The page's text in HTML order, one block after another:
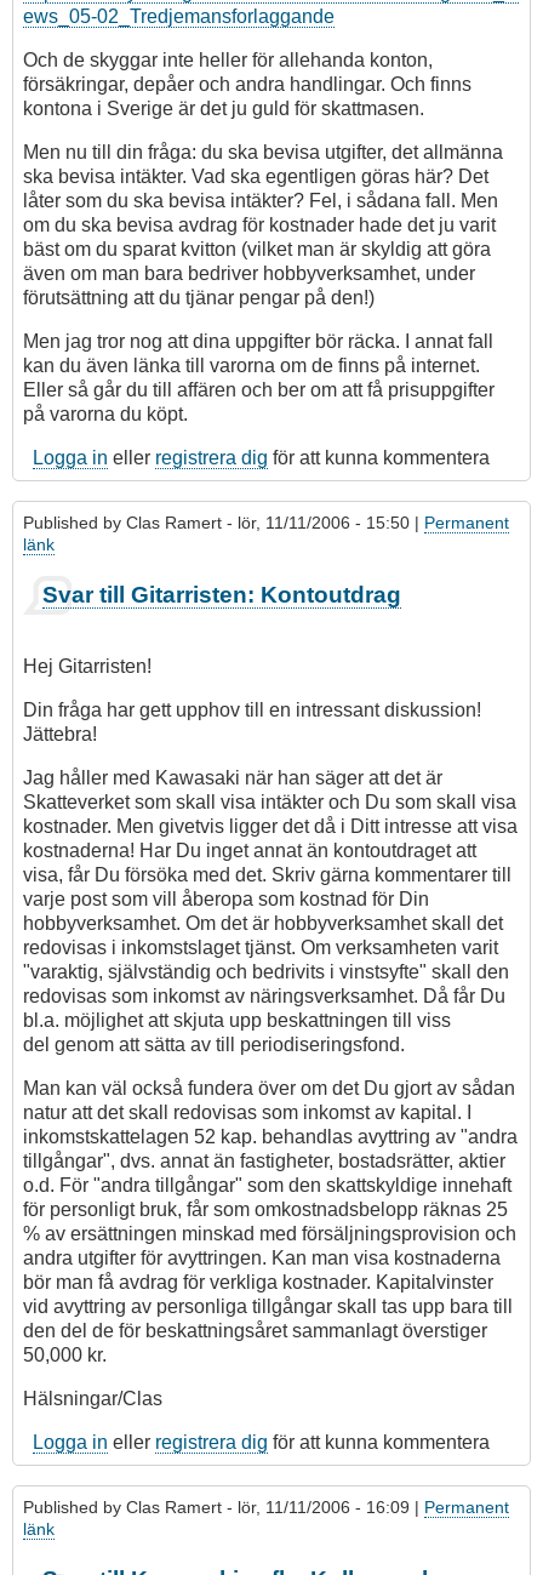
gitarristen
ews_05-02_Tredjemansforlaggande
Och de skyggar inte heller för allehanda konton,
försäkringar, depåer och andra handlingar. Och finns
kontona i Sverige är det ju guld för skattmasen.
Men nu till din fråga: du ska bevisa utgifter, det allmänna
ska bevisa intäkter. Vad ska egentligen göras här? Det
låter som du ska bevisa intäkter? Fel, i sådana fall. Men
om du ska bevisa avdrag för kostnader hade det ju varit
bäst om du sparat kvitton (vilket man är skyldig att göra
även om man bara bedriver hobbyverksamhet, under
förutsättning att du tjänar pengar på den!)
Men jag tror nog att dina uppgifter bör räcka. I annat fall
kan du även länka till varorna om de finns på internet.
Eller så går du till affären och ber om att få prisuppgifter
på varorna du köpt.
Logga in eller registrera dig för att kunna kommentera
Published by Clas Ramert - lör, 11/11/2006 - 15:50 | Permanent
länk
Svar till Gitarristen: Kontoutdrag
Hej Gitarristen!
Din fråga har gett upphov till en intressant diskussion!
Jättebra!
Jag håller med Kawasaki när han säger att det är
Skatteverket som skall visa intäkter och Du som skall visa
kostnader. Men givetvis ligger det då i Ditt intresse att visa
kostnaderna! Har Du inget annat än kontoutdraget att
visa, får Du försöka med det. Skriv gärna kommentarer till
varje post som vill åberopa som kostnad för Din
hobbyverksamhet. Om det är hobbyverksamhet skall det
redovisas i inkomstslaget tjänst. Om verksamheten varit
"varaktig, självständig och bedrivits i vinstsyfte" skall den
redovisas som inkomst av näringsverksamhet. Då får Du
bl.a. möjlighet att skjuta upp beskattningen till viss
del genom att sätta av till periodiseringsfond.
Man kan väl också fundera över om det Du gjort av sådan
natur att det skall redovisas som inkomst av kapital. I
inkomstskattelagen 52 kap. behandlas avyttring av "andra
tillgångar", dvs. annat än fastigheter, bostadsrätter, aktier
o.d. För "andra tillgångar" som den skattskyldige innehaft
för personligt bruk, får som omkostnadsbelopp räknas 25
% av ersättningen minskad med försäljningsprovision och
andra utgifter för avyttringen. Kan man visa kostnaderna
bör man få avdrag för verkliga kostnader. Kapitalvinster
vid avyttring av personliga tillgångar skall tas upp bara till
den del de för beskattningsåret sammanlagt överstiger
50,000 kr.
Hälsningar/Clas
Logga in eller registrera dig för att kunna kommentera
Published by Clas Ramert - lör, 11/11/2006 - 16:09 | Permanent
länk
Som